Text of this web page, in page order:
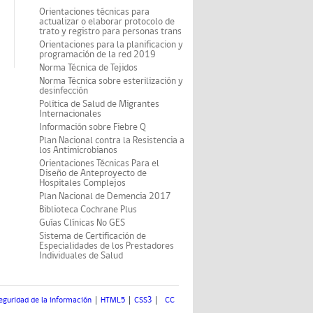
Orientaciones técnicas para
actualizar o elaborar protocolo de
trato y registro para personas trans
Orientaciones para la planificacion y
programación de la red 2019
Norma Técnica de Tejidos
Norma Técnica sobre esterilización y
desinfección
Política de Salud de Migrantes
Internacionales
Información sobre Fiebre Q
Plan Nacional contra la Resistencia a
los Antimicrobianos
Orientaciones Técnicas Para el
Diseño de Anteproyecto de
Hospitales Complejos
Plan Nacional de Demencia 2017
Biblioteca Cochrane Plus
Guías Clínicas No GES
Sistema de Certificación de
Especialidades de los Prestadores
Individuales de Salud
de la información HTML5 CSS3 CC